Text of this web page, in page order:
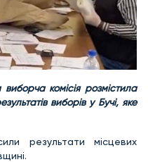
комісія розмістила
виборів у Бучі, яке
результати місцевих